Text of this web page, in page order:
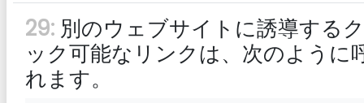
29: 別のウェブサイトに誘導する
ック可能なリンクは、次のように
れます。